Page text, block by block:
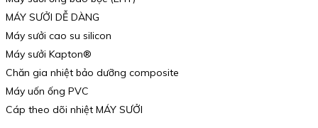
MÁY SƯỞI DỄ DÀNG
Máy sưởi cao su silicon
Máy sưởi Kapton®
Chăn gia nhiệt bảo dưỡng composite
Máy uốn ống PVC
Cáp theo dõi nhiệt MÁY SƯỞI